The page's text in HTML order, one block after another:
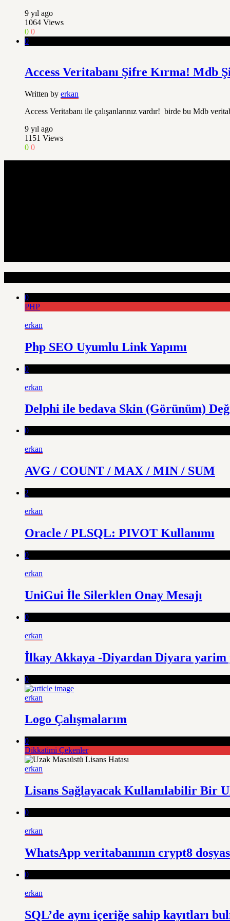
9 yıl ago
1064 Views
0 0
0
Access Veritabanı Şifre Kırma! Mdb
Written by erkan
Access Veritabanı ile çalışanlarınız vardır! birde bu Mdb
9 yıl ago
1151 Views
0 0
0
PHP
erkan
Php SEO Uyumlu Link Yapımı
0
erkan
Delphi ile bedava Skin (Görünüm)
0
erkan
AVG / COUNT / MAX / MIN / SUM
2
erkan
Oracle / PLSQL: PIVOT Kullanımı
0
erkan
UniGui İle Silerklen Onay Mesajı
0
erkan
İlkay Akkaya -Diyardan Diyara yarim
0
erkan
Logo Çalışmalarım
0
Dikkatimi Çekenler
erkan
Lisans Sağlayacak Kullanılabilir Bir
0
erkan
WhatsApp veritabanının crypt8
0
erkan
SQL’de aynı içeriğe sahip kayıtları